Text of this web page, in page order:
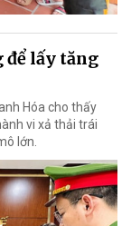
để lấy tăng
Hóa cho thấy
vi xả thải trái
lớn.